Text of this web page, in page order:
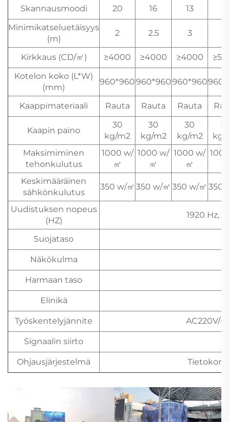
Skannausmoodi 20 16 13
Minimikatseluetäisyys
(m)
2 2.5 3
Kirkkaus (CD/㎡) ≥4000 ≥4000 ≥4000
Kotelon koko (L*W)
(mm)
960*960960*960960*960
Kaappimateriaali Rauta Rauta Rauta
Kaapin paino
30
kg/m2
30
kg/m2
30
kg/m2
kg/
Maksimiminen
tehonkulutus
1000 w/
㎡
1000 w/
㎡
1000 w/
㎡
Keskimääräinen
sähkönkulutus
350 w/㎡ 350 w/㎡ 350 w/㎡ 350
Uudistuksen nopeus
(HZ)
1920 Hz,
Suojataso
Näkökulma
Harmaan taso
Elinikä
Työskentelyjännite AC220V/
Signaalin siirto
Ohjausjärjestelmä